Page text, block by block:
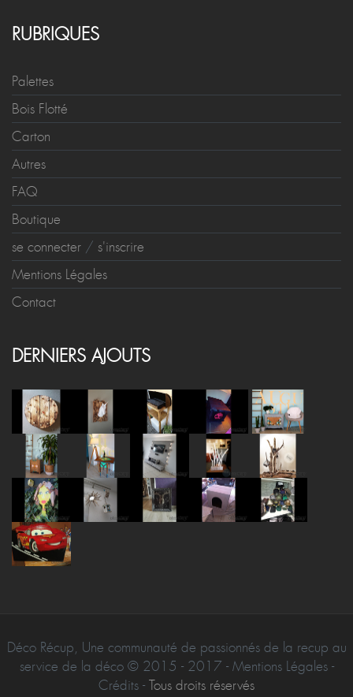
RUBRIQUES
Palettes
Bois Flotté
Carton
Autres
FAQ
Boutique
se connecter / s'inscrire
Mentions Légales
Contact
DERNIERS AJOUTS
Déco Récup, Une communauté de passionnés de la recup au
service de la déco © 2015 - 2017 - Mentions Légales -
Crédits - Tous droits réservés